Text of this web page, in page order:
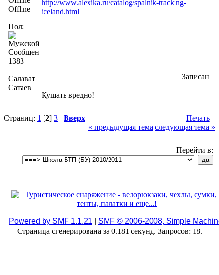
Offline
Пол:
Сообщений:
1383
Салават
Сатаев
http://www.alexika.ru/catalog/spalnik-tracking-
iceland.html
Записан
Кушать вредно!
Страниц: 1 [2] 3 Вверх
Печать
« предыдущая тема следующая тема »
Перейти в:
Powered by SMF 1.1.21
SMF © 2006-2008, Simple
Страница сгенерирована за 0.181 секунд. Запросов: 18.